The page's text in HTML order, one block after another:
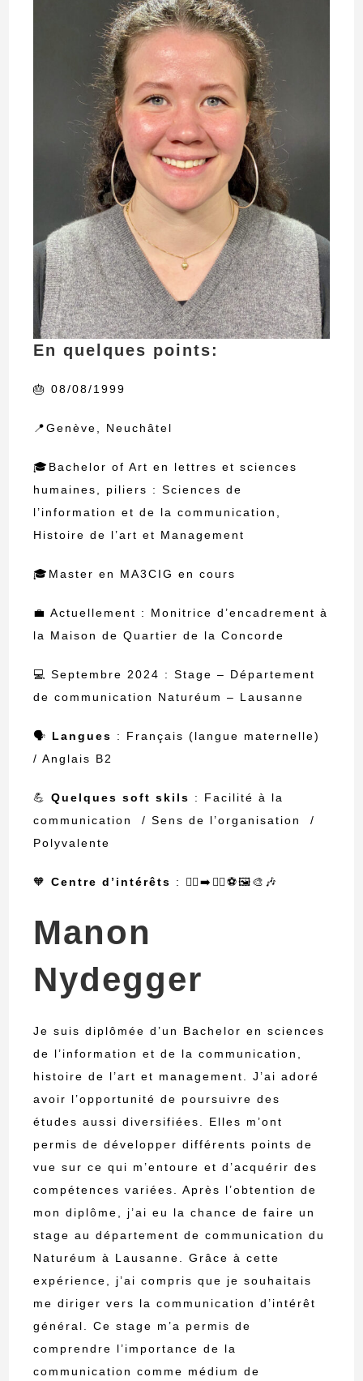
En quelques points:
🎂 08/08/1999
📍Genève, Neuchâtel
🎓Bachelor of Art en lettres et sciences
humaines, piliers : Sciences de
l’information et de la communication,
Histoire de l’art et Management
🎓Master en MA3CIG en cours
💼 Actuellement : Monitrice d’encadrement à
la Maison de Quartier de la Concorde
💻 Septembre 2024 : Stage – Département
de communication Naturéum – Lausanne
🗣 Langues : Français (langue maternelle)
/ Anglais B2
💪Quelques soft skils : Facilité à la
communication / Sens de l’organisation /
Polyvalente
🧡Centre d’intérêts : 🏃‍♀️‍➡️🚴‍♀️⚽🖼️🎨🎶
Manon
Nydegger
Je suis diplômée d’un Bachelor en sciences
de l’information et de la communication,
histoire de l’art et management. J’ai adoré
avoir l’opportunité de poursuivre des
études aussi diversifiées. Elles m’ont
permis de développer différents points de
vue sur ce qui m’entoure et d’acquérir des
compétences variées. Après l’obtention de
mon diplôme, j’ai eu la chance de faire un
stage au département de communication du
Naturéum à Lausanne. Grâce à cette
expérience, j’ai compris que je souhaitais
me diriger vers la communication d’intérêt
général. Ce stage m’a permis de
comprendre l’importance de la
communication comme médium de